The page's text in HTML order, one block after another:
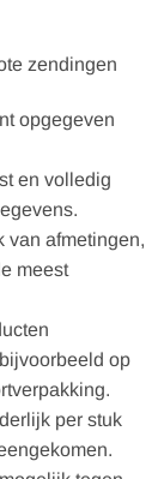
zendingen
opgegeven
en volledig
van afmetingen,
meest
op
per stuk